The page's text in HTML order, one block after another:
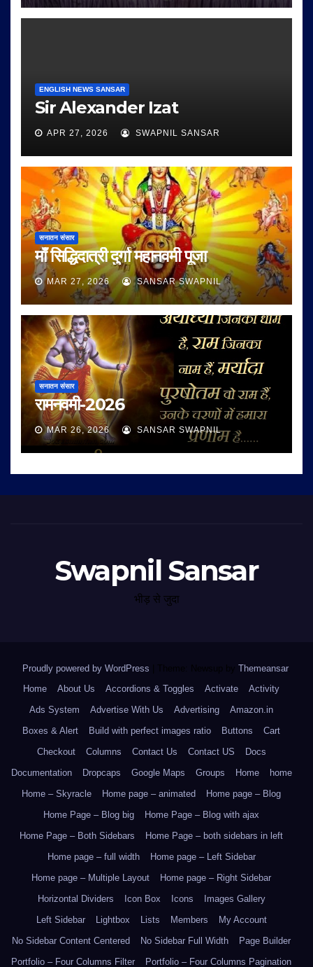
ENGLISH NEWS SANSAR
Sir Alexander Izat
APR 27, 2026 SWAPNIL SANSAR
सनातन संसार
माँ सिद्धिदात्री दुर्गा महानवमी पूजा
MAR 27, 2026 SANSAR SWAPNIL
सनातन संसार
रामनवमी-2026
MAR 26, 2026 SANSAR SWAPNIL
Swapnil Sansar
भीड़ से जुदा
Proudly powered by WordPress Theme: Newsup by Themeansar.
Home
About Us Accordions & Toggles Activate
Activity
Ads System
Advertise With Us Advertising
Amazon.in
Boxes & Alert
Build with perfect images ratio Buttons
Cart
Checkout
Columns Contact Us Contact US
Docs
Documentation
Dropcaps Google Maps Groups Home
home
Home – Skyracle
Home page – animated
Home page – Blog
Home Page – Blog big
Home Page – Blog with ajax
Home Page – Both Sidebars
Home Page – both sidebars in left
Home page – full width
Home page – Left Sidebar
Home page – Multiple Layout
Home page – Right Sidebar
Horizontal Dividers
Icon Box Icons
Images Gallery
Left Sidebar
Lightbox Lists Members
My Account
No Sidebar Content Centered
No Sidebar Full Width
Page Builder
Portfolio – Four Columns Filter
Portfolio – Four Columns Pagination